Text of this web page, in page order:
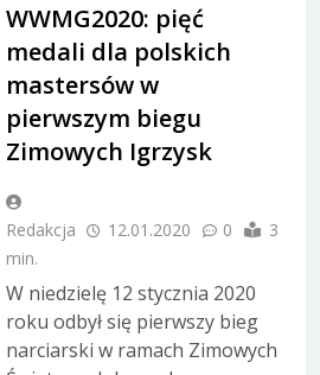
WWMG2020: pięć
medali dla polskich
mastersów w
pierwszym biegu
Zimowych Igrzysk
Redakcja 12.01.2020 0
3
min.
W niedzielę 12 stycznia 2020
roku odbył się pierwszy bieg
narciarski w ramach Zimowych